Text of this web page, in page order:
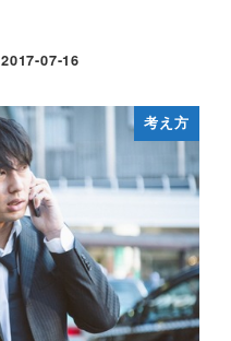
2017-07-16
考え方